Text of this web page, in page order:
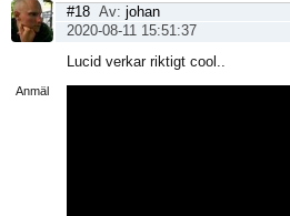
Anmäl
#18 Av: johan
2020-08-11 15:51:37
Lucid verkar riktigt cool..